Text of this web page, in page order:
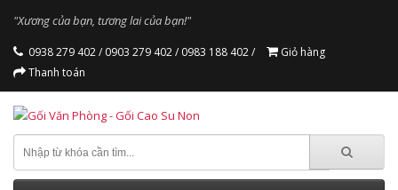
"Xương của bạn, tương lai của bạn!"
0938 279 402 / 0903 279 402 / 0983 188 402 /
Giỏ hàng
Thanh toán